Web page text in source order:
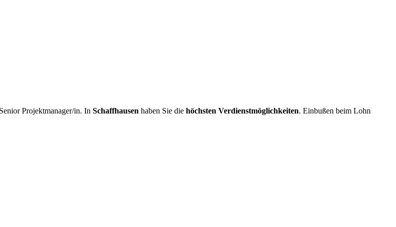
Projektmanager/in. In Schaffhausen haben Sie die höchsten Verdienstmöglichkeiten. Einbußen beim Lohn